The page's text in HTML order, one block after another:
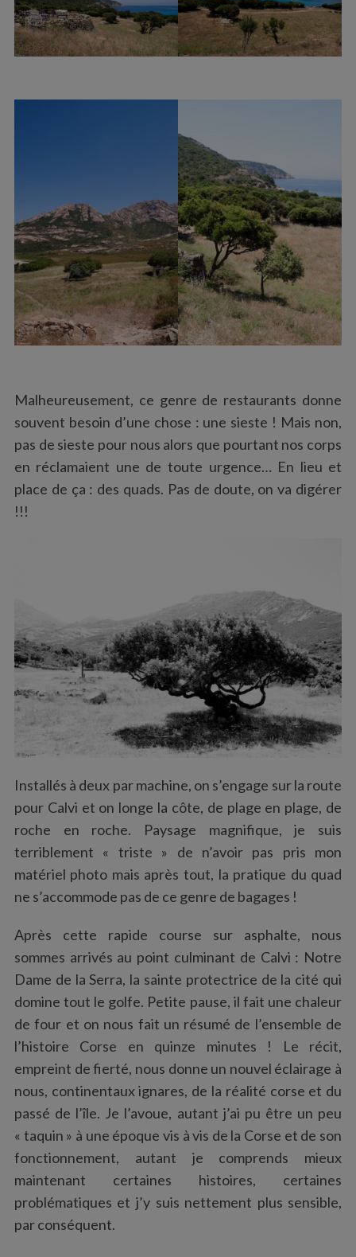
Malheureusement, ce genre de restaurants donne
souvent besoin d’une chose : une sieste ! Mais non,
pas de sieste pour nous alors que pourtant nos corps
en réclamaient une de toute urgence… En lieu et
place de ça : des quads. Pas de doute, on va digérer
!!!
Installés à deux par machine, on s’engage sur la route
pour Calvi et on longe la côte, de plage en plage, de
roche en roche. Paysage magnifique, je suis
terriblement « triste » de n’avoir pas pris mon
matériel photo mais après tout, la pratique du quad
ne s’accommode pas de ce genre de bagages !
Après cette rapide course sur asphalte, nous
sommes arrivés au point culminant de Calvi : Notre
Dame de la Serra, la sainte protectrice de la cité qui
domine tout le golfe. Petite pause, il fait une chaleur
de four et on nous fait un résumé de l’ensemble de
l’histoire Corse en quinze minutes ! Le récit,
empreint de fierté, nous donne un nouvel éclairage à
nous, continentaux ignares, de la réalité corse et du
passé de l’île. Je l’avoue, autant j’ai pu être un peu
« taquin » à une époque vis à vis de la Corse et de son
fonctionnement, autant je comprends mieux
maintenant certaines histoires, certaines
problématiques et j’y suis nettement plus sensible,
par conséquent.
e
a
r
f